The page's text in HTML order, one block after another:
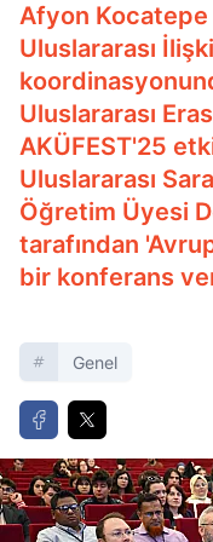
Afyon
Uluslararası
Uluslararası
AKÜFEST'25
Uluslararası
Öğretim Üyesi
tarafından
bir konferans
Genel